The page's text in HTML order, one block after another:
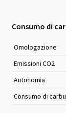
Consumo di
Omologazione
Emissioni CO2
Autonomia
Consumo di